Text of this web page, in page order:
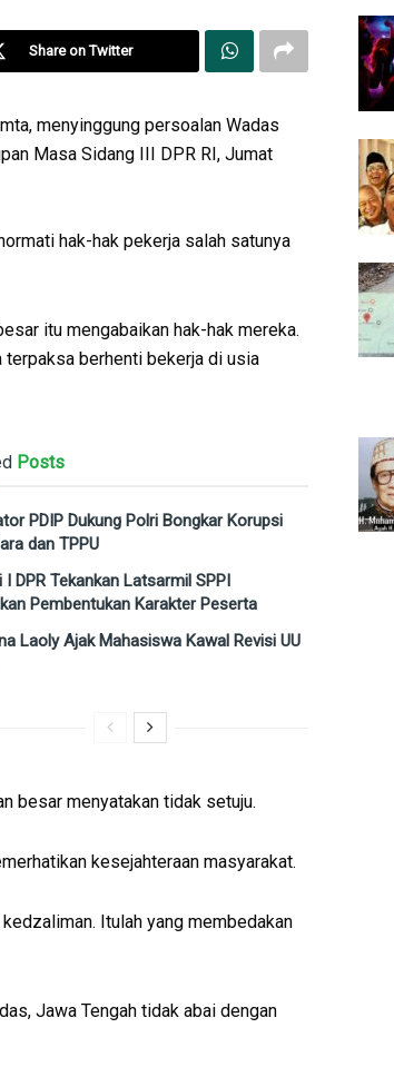
Share on Twitter
menyinggung persoalan Wadas
Masa Sidang III DPR RI, Jumat
hak-hak pekerja salah satunya
itu mengabaikan hak-hak mereka.
terpaksa berhenti bekerja di usia
Posts
PDIP Dukung Polri Bongkar Korupsi
dan TPPU
I DPR Tekankan Latsarmil SPPI
Pembentukan Karakter Peserta
Laoly Ajak Mahasiswa Kawal Revisi UU
besar menyatakan tidak setuju.
kesejahteraan masyarakat.
Itulah yang membedakan
Jawa Tengah tidak abai dengan